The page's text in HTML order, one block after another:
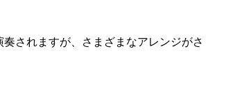
されますが、さまざまなアレンジがさ